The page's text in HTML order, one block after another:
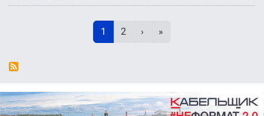
Текущая страница
1 Page
2 Следующая страница
› Последняя страница
»